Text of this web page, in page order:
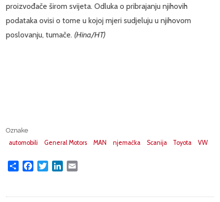
proizvođače širom svijeta. Odluka o pribrajanju njihovih
podataka ovisi o tome u kojoj mjeri sudjeluju u njihovom
poslovanju, tumače. (Hina/HT)
Oznake
automobili
General Motors MAN njemačka Scanija Toyota VW
Share FacebookTwitterLinkedIn